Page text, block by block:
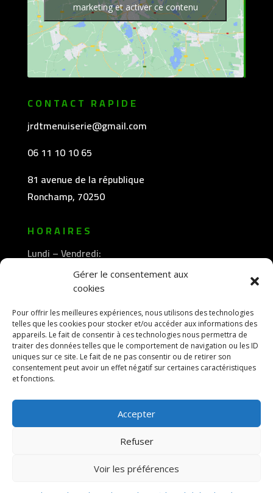
Gérer le consentement aux
cookies
Pour offrir les meilleures expériences, nous utilisons des technologies
telles que les cookies pour stocker et/ou accéder aux informations des
appareils. Le fait de consentir à ces technologies nous permettra de
traiter des données telles que le comportement de navigation ou les ID
uniques sur ce site. Le fait de ne pas consentir ou de retirer son
consentement peut avoir un effet négatif sur certaines caractéristiques
et fonctions.
Accepter
Refuser
Voir les préférences
marketing et activer ce contenu
CONTACT RAPIDE
jrdtmenuiserie@gmail.com
06 11 10 10 65
81 avenue de la république
Ronchamp, 70250
HORAIRES
Lundi – Vendredi:
8h30 -12h00
—————-
13h30 -18h00
© 2026 M Development–Mentions légales